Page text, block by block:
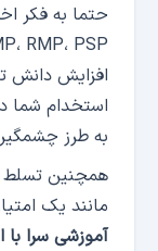
حتما به فکر
افزایش
استخدام شما
به طرز
همچنین تسلط
مانند یک
آموزشی سرا با